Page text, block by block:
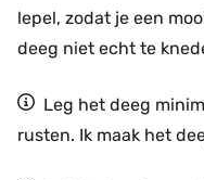
lepel, zodat je een
deeg niet echt te
Leg het deeg
rusten. Ik maak het